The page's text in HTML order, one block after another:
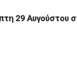
29 Αυγούστου